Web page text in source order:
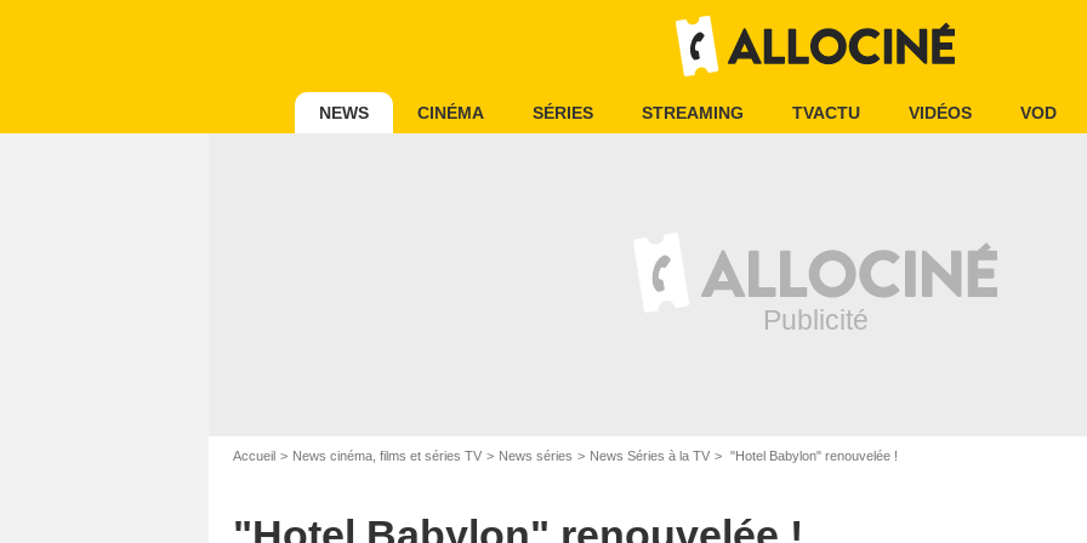
NEWS CINÉMA SÉRIES STREAMING TVACTU VIDÉOS VOD
Accueil News cinéma, films et séries TV News séries News Séries à la TV "Hotel Babylon" renouvelée !